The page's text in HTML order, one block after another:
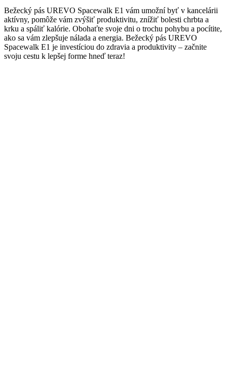
Bežecký pás UREVO Spacewalk E1 vám umožní byť v kancelárii
aktívny, pomôže vám zvýšiť produktivitu, znížiť bolesti chrbta a
krku a spáliť kalórie. Obohaťte svoje dni o trochu pohybu a pocítite,
ako sa vám zlepšuje nálada a energia. Bežecký pás UREVO
Spacewalk E1 je investíciou do zdravia a produktivity – začnite
svoju cestu k lepšej forme hneď teraz!